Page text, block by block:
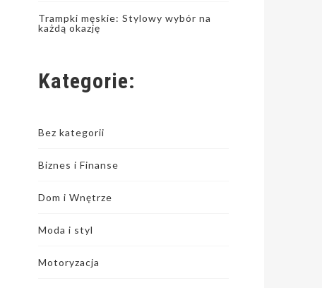
Trampki męskie: Stylowy wybór na
każdą okazję
Kategorie:
Bez kategorii
Biznes i Finanse
Dom i Wnętrze
Moda i styl
Motoryzacja